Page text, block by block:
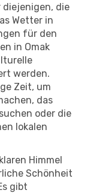
die
Wetter in
für den
in Omak
werden.
Zeit, um
das
oder die
lokalen
Himmel
Schönheit
gibt